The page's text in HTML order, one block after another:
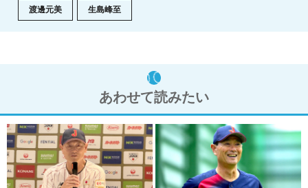
渡邊元美 生島峰至
あわせて読みたい